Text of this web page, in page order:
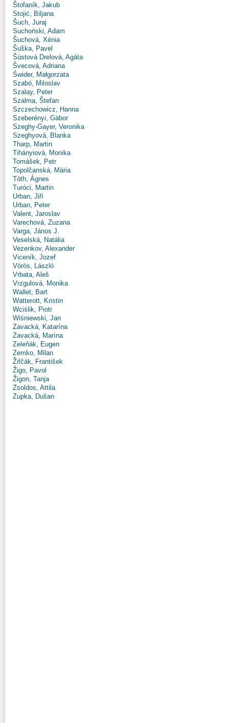
Štofaník, Jakub
Stojić, Biljana
Šuch, Juraj
Suchoński, Adam
Šuchová, Xénia
Šuška, Pavel
Šústová Drelová, Agáta
Švecová, Adriana
Świder, Małgorzata
Szabó, Miloslav
Szalay, Peter
Szalma, Štefan
Szczechowicz, Hanna
Szeberényi, Gábor
Szeghy-Gayer, Veronika
Szeghyová, Blanka
Tharp, Martin
Tihányiová, Monika
Tomášek, Petr
Topolčanská, Mária
Tóth, Ágnes
Turóci, Martin
Urban, Jiří
Urban, Peter
Valent, Jaroslav
Varechová, Zuzana
Varga, János J.
Veselská, Natália
Vezenkov, Alexander
Viceník, Jozef
Vörös, László
Vrbata, Aleš
Vrzgulová, Monika
Wallet, Bart
Watterott, Kristin
Wciślik, Piotr
Wiśniewski, Jan
Zavacká, Katarína
Zavacká, Marína
Zeleňák, Eugen
Zemko, Milan
Žifčák, František
Žigo, Pavol
Žigon, Tanja
Zsoldos, Attila
Zupka, Dušan